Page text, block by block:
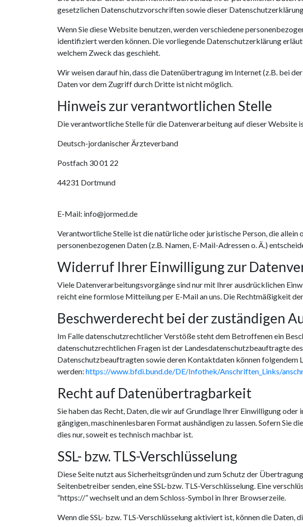
gesetzlichen Datenschutzvorschriften sowie dieser
Wenn Sie diese Website benutzen, werden verschiedene
identifiziert werden können. Die vorliegende Datenschutzerklärung
welchem Zweck das geschieht.
Wir weisen darauf hin, dass die Datenübertragung im Internet (z.B. bei
Daten vor dem Zugriff durch Dritte ist nicht möglich.
Hinweis zur verantwortlichen Stelle
Die verantwortliche Stelle für die Datenverarbeitung auf dieser Website
Deutsch-jordanischer Ärzteverband
Postfach 30 01 22
44231 Dortmund
E-Mail: info@jormed.de
Verantwortliche Stelle ist die natürliche oder juristische Person, die
personenbezogenen Daten (z.B. Namen, E-Mail-Adressen o. Ä.)
Widerruf Ihrer Einwilligung zur
Viele Datenverarbeitungsvorgänge sind nur mit Ihrer ausdrücklichen
reicht eine formlose Mitteilung per E-Mail an uns. Die Rechtmäßigkeit
Beschwerderecht bei der zuständigen
Im Falle datenschutzrechtlicher Verstöße steht dem Betroffenen ein
datenschutzrechtlichen Fragen ist der Landesdatenschutzbeauftragte
Datenschutzbeauftragten sowie deren Kontaktdaten können folgendem
werden: https://www.bfdi.bund.de/DE/Infothek/Anschriften_Links/
Recht auf Datenübertragbarkeit
Sie haben das Recht, Daten, die wir auf Grundlage Ihrer Einwilligung
gängigen, maschinenlesbaren Format aushändigen zu lassen. Sofern
dies nur, soweit es technisch machbar ist.
SSL- bzw. TLS-Verschlüsselung
Diese Seite nutzt aus Sicherheitsgründen und zum Schutz der
Seitenbetreiber senden, eine SSL-bzw. TLS-Verschlüsselung. Eine
“https://” wechselt und an dem Schloss-Symbol in Ihrer Browserzeile.
Wenn die SSL- bzw. TLS-Verschlüsselung aktiviert ist, können die Daten,